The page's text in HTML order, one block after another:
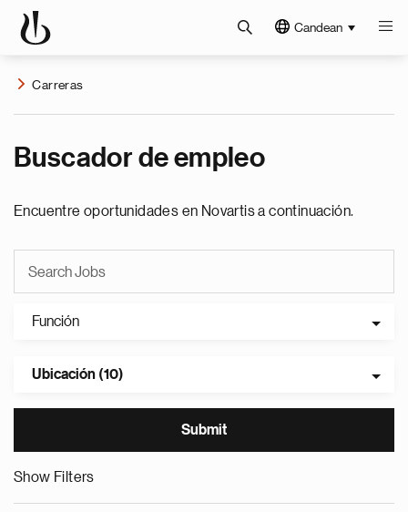
Candean
Carreras
Buscador de empleo
Encuentre oportunidades en Novartis a continuación.
Función
Ubicación (10)
Show Filters